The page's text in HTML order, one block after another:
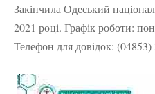
Закінчила Одеський
2021 році. Графік роботи:
Телефон для довідок: (04853)